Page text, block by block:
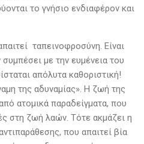
το γνήσιο ενδιαφέρον και
ταπεινοφροσύνη. Είναι
με την ευμένεια του
απόλυτα καθοριστική!
της αδυναμίας». Η ζωή της
ατομικά παραδείγματα, που
στη ζωή λαών. Τότε ακμάζει η
που απαιτεί βία